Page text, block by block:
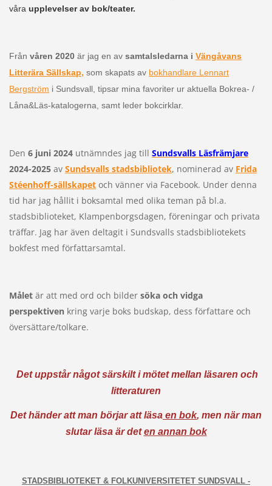
våra upplevelser av bok/teater.
Från våren 2020är jag en avsamtalsledarna i Vängåvans
Litterära Sällskap, som skapats av bokhandlare Lennart
Bergström i Sundsvall, tipsar mina favoriter ur aktuella Bokrea- /
Låna&Läs-katalogerna, samt leder bokcirklar.
Den 6 juni 2024utnämndes jag till Sundsvalls Läsfrämjare
2024-2025 av Sundsvalls stadsbibliotek, nominerad av Frida
Stéenhoff-sällskapetoch vänner via Facebook. Under denna
tid har jag hållit i boksamtal med olika teman på bl.a.
stadsbiblioteket, Klampenborgsdagen, föreningar och privata
träffar. Jag har även deltagit i Sundsvalls stadsbibliotekets
bokfest med författarsamtal.
Målet är att med ord och bilder söka och vidga
perspektiven kring varje boks budskap, dess författare och
översättare/tolkare.
Det uppstår något särskilt i mötet mellan läsaren och
litteraturen
Det händer att man börjar att läsa en bok, men när man
slutar läsa är deten annan bok
STADSBIBLIOTEKET & FOLKUNIVERSITETET SUNDSVALL -